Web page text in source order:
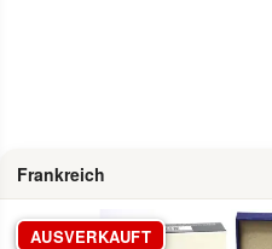
Frankreich
AUSVERKAUFT